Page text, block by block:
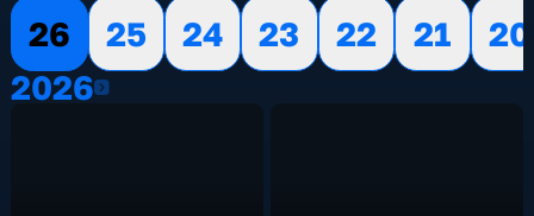
26
25 24 23 22 21
20
20262026